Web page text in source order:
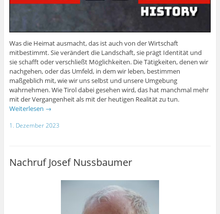
Was die Heimat ausmacht, das ist auch von der Wirtschaft
mitbestimmt. Sie verändert die Landschaft, sie prägt Identität und
sie schafft oder verschließt Möglichkeiten. Die Tätigkeiten, denen wir
nachgehen, oder das Umfeld, in dem wir leben, bestimmen
maßgeblich mit, wie wir uns selbst und unsere Umgebung
wahrnehmen. Wie Tirol dabei gesehen wird, das hat manchmal mehr
mit der Vergangenheit als mit der heutigen Realität zu tun.
Weiterlesen →
1. Dezember 2023
Nachruf Josef Nussbaumer